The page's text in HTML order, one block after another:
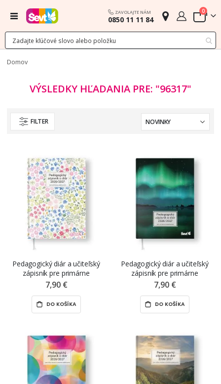
Menu ZAVOLAJTE NÁM
0850 11 11 84 Cart
0
Domov
VÝSLEDKY HĽADANIA PRE: "96317"
FILTER
Pedagogický diár a učiteľský
zápisník pre primárne
vzdelávanie (1. stupeň ZŠ)
7,90 €
DO KOŠÍKA
Pedagogický diár a učiteľský
zápisník pre primárne
vzdelávanie (1. stupeň ZŠ)
7,90 €
DO KOŠÍKA